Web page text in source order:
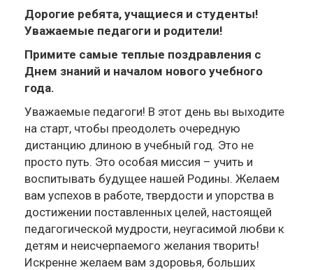
Дорогие ребята, учащиеся и студенты!
Уважаемые педагоги и родители!
Примите самые теплые поздравления с
Днем знаний и началом нового учебного
года.
Уважаемые педагоги! В этот день вы выходите
на старт, чтобы преодолеть очередную
дистанцию длиною в учебный год. Это не
просто путь. Это особая миссия – учить и
воспитывать будущее нашей Родины. Желаем
вам успехов в работе, твердости и упорства в
достижении поставленных целей, настоящей
педагогической мудрости, неугасимой любви к
детям и неисчерпаемого желания творить!
Искренне желаем вам здоровья, больших